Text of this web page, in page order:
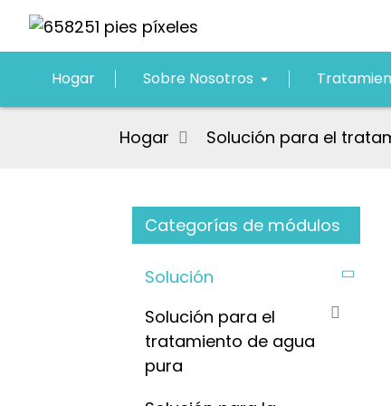
Hogar Sobre Nosotros
Hogar Solución para el
Categorías de módulos
Solución
Solución para el
tratamiento de agua
pura